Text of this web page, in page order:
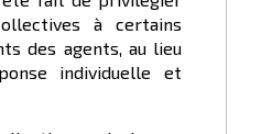
à certains
des agents, au lieu
individuelle et